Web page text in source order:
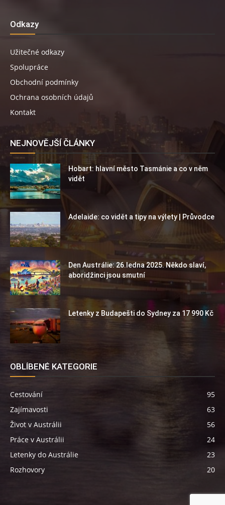
Odkazy
Užitečné odkazy
Spolupráce
Obchodní podmínky
Ochrana osobních údajů
Kontakt
NEJNOVĚJŠÍ ČLÁNKY
Hobart: hlavní město Tasmánie a co v něm
vidět
Adelaide: co vidět a tipy na výlety | Průvodce
Den Austrálie: 26.ledna 2025. Někdo slaví,
aboridžinci jsou smutní
Letenky z Budapešti do Sydney za 17 990 Kč
OBLÍBENÉ KATEGORIE
Cestování
95
Zajímavosti
63
Život v Austrálii
56
Práce v Austrálii
24
Letenky do Austrálie
23
Rozhovory
20